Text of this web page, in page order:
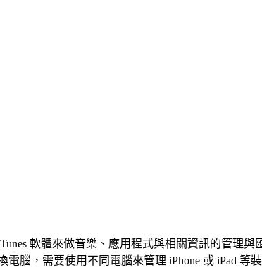
軟體來做音樂、應用程式與相關資訊的管理
腦，需要使用不同電腦來管理 iPhone 或 iPad